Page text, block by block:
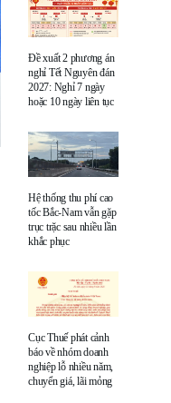
Đề xuất 2 phương án
nghỉ Tết Nguyên đán
2027: Nghỉ 7 ngày
hoặc 10 ngày liên tục
Hệ thống thu phí cao
tốc Bắc-Nam vẫn gặp
trục trặc sau nhiều lần
khắc phục
Cục Thuế phát cảnh
báo về nhóm doanh
nghiệp lỗ nhiều năm,
chuyển giá, lãi mỏng